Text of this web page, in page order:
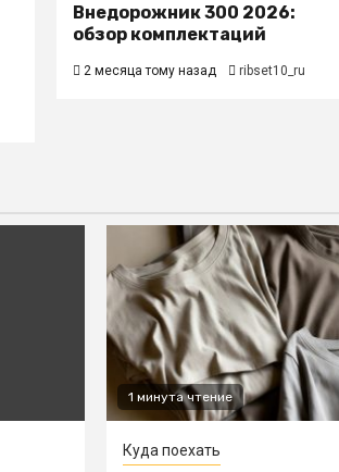
Внедорожник 300 2026:
обзор комплектаций
2 месяца тому назад ribset10_ru
1 минута чтение
Куда поехать